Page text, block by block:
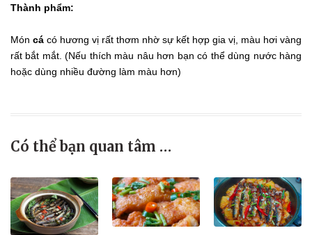
Thành phẩm:
Món cá có hương vị rất thơm nhờ sự kết hợp gia vị, màu hơi vàng
rất bắt mắt. (Nếu thích màu nâu hơn bạn có thể dùng nước hàng
hoặc dùng nhiều đường làm màu hơn)
Có thể bạn quan tâm …